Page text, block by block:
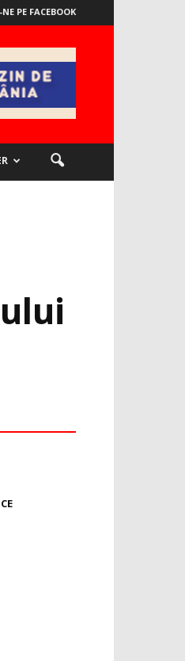
PE FACEBOOK